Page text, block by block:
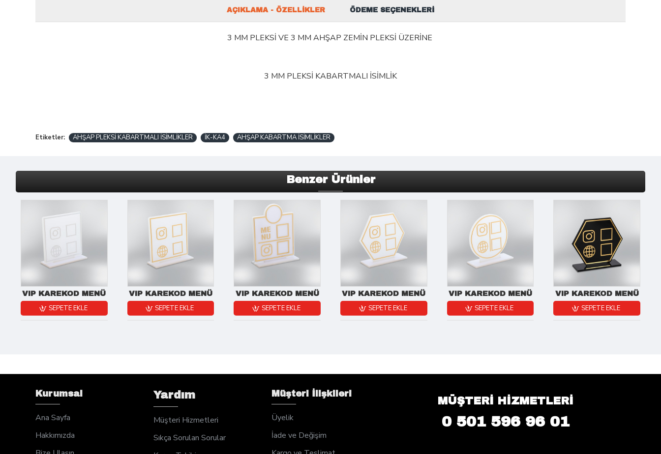
AÇIKLAMA - ÖZELLIKLER ÖDEME SEÇENEKLERI
3 MM PLEKSİ VE 3 MM AHŞAP ZEMİN PLEKSİ ÜZERİNE
3 MM PLEKSİ KABARTMALI İSİMLİK
Etiketler: AHŞAP PLEKSİ KABARTMALI İSİMLİKLER İK-KA4 AHŞAP KABARTMA İSİMLİKLER
Benzer Ürünler
VIP KAREKOD MENÜ
SEPETE EKLE
VIP KAREKOD MENÜ
SEPETE EKLE
VIP KAREKOD MENÜ
SEPETE EKLE
VIP KAREKOD MENÜ
SEPETE EKLE
VIP KAREKOD MENÜ
SEPETE EKLE
VIP KAREKOD MENÜ
SEPETE EKLE
Kurumsal
Ana Sayfa
Hakkımızda
Yardım
Müşteri Hizmetleri
Sıkça Sorulan Sorular
Müşteri İlişkileri
Üyelik
İade ve Değişim
MÜŞTERİ HİZMETLERİ
0 501 596 96 01